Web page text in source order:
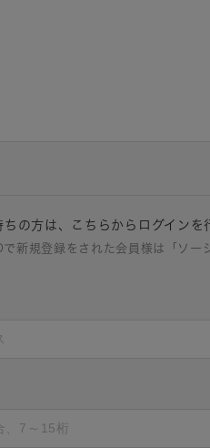
ちの方は、こちらからログインを
新規登録をされた会員様は「ソー